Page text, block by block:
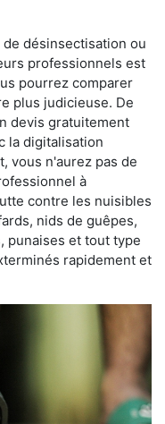
désinsectisation ou
professionnels est
pourrez comparer
plus judicieuse. De
devis gratuitement
la digitalisation
vous n'aurez pas de
à
contre les nuisibles
nids de guêpes,
punaises et tout type
rapidement et